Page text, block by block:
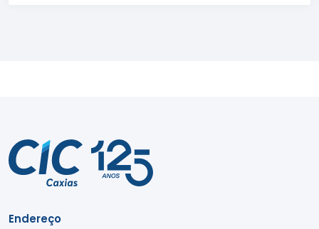
Endereço